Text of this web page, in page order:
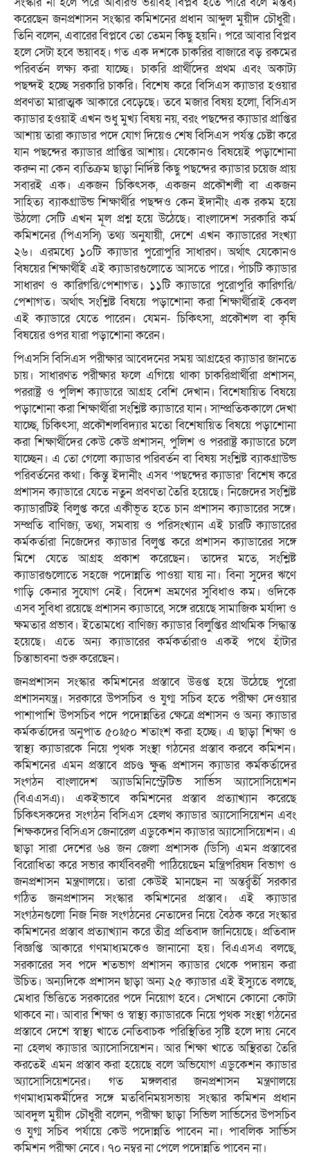
করেছেন জনপ্রশাসন সংস্কার কমিশনের প্রধান আব্দুল মুয়ীদ চৌধুরী।
তিনি বলেন, এবারের বিপ্লবে তো তেমন কিছু হয়নি। পরে আবার বিপ্লব
হলে সেটা হবে ভয়াবহ। গত এক দশকে চাকরির বাজারে বড় রকমের
পরিবর্তন লক্ষ্য করা যাচ্ছে। চাকরি প্রার্থীদের প্রথম এবং অকাট্য
পছন্দই হচ্ছে সরকারি চাকরি। বিশেষ করে বিসিএস ক্যাডার হওয়ার
প্রবণতা মারাত্মক আকারে বেড়েছে। তবে মজার বিষয় হলো, বিসিএস
ক্যাডার হওয়াই এখন শুধু মুখ্য বিষয় নয়, বরং পছন্দের ক্যাডার প্রাপ্তির
আশায় তারা ক্যাডার পদে যোগ দিয়েও শেষ বিসিএস পর্যন্ত চেষ্টা করে
যান পছন্দের ক্যাডার প্রাপ্তির আশায়। যেকোনও বিষয়েই পড়াশোনা
করুন না কেন ব্যতিক্রম ছাড়া নির্দিষ্ট কিছু পছন্দের ক্যাডার চয়েজ প্রায়
সবারই এক। একজন চিকিৎসক, একজন প্রকৌশলী বা একজন
সাহিত্য ব্যাকগ্রাউন্ড শিক্ষার্থীর পছন্দও কেন ইদানীং এক রকম হয়ে
উঠলো সেটি এখন মূল প্রশ্ন হয়ে উঠেছে। বাংলাদেশ সরকারি কর্ম
কমিশনের (পিএসসি) তথ্য অনুযায়ী, দেশে এখন ক্যাডারের সংখ্যা
২৬। এরমধ্যে ১০টি ক্যাডার পুরোপুরি সাধারণ। অর্থাৎ যেকোনও
বিষয়ের শিক্ষার্থীই এই ক্যাডারগুলোতে আসতে পারে। পাঁচটি ক্যাডার
সাধারণ ও কারিগরি/পেশাগত। ১১টি ক্যাডারে পুরোপুরি কারিগরি/
পেশাগত। অর্থাৎ সংশ্লিষ্ট বিষয়ে পড়াশোনা করা শিক্ষার্থীরাই কেবল
এই ক্যাডারে যেতে পারেন। যেমন- চিকিৎসা, প্রকৌশল বা কৃষি
বিষয়ের ওপর যারা পড়াশোনা করেন।
পিএসসি বিসিএস পরীক্ষার আবেদনের সময় আগ্রহের ক্যাডার জানতে
চায়। সাধারণত পরীক্ষার ফলে এগিয়ে থাকা চাকরিপ্রার্থীরা প্রশাসন,
পররাষ্ট্র ও পুলিশ ক্যাডারে আগ্রহ বেশি দেখান। বিশেষায়িত বিষয়ে
পড়াশোনা করা শিক্ষার্থীরা সংশ্লিষ্ট ক্যাডারে যান। সাম্প্রতিককালে দেখা
যাচ্ছে, চিকিৎসা, প্রকৌশলবিদ্যার মতো বিশেষায়িত বিষয়ে পড়াশোনা
করা শিক্ষার্থীদের কেউ কেউ প্রশাসন, পুলিশ ও পররাষ্ট্র ক্যাডারে চলে
যাচ্ছেন। এ তো গেলো ক্যাডার পরিবর্তন বা বিষয় সংশ্লিষ্ট ব্যাকগ্রাউন্ড
পরিবর্তনের কথা। কিন্তু ইদানীং এসব ‘পছন্দের ক্যাডার’ বিশেষ করে
প্রশাসন ক্যাডারে যেতে নতুন প্রবণতা তৈরি হয়েছে। নিজেদের সংশ্লিষ্ট
ক্যাডারটিই বিলুপ্ত করে একীভূত হতে চান প্রশাসন ক্যাডারের সঙ্গে।
সম্প্রতি বাণিজ্য, তথ্য, সমবায় ও পরিসংখ্যান এই চারটি ক্যাডারের
কর্মকর্তারা নিজেদের ক্যাডার বিলুপ্ত করে প্রশাসন ক্যাডারের সঙ্গে
মিশে যেতে আগ্রহ প্রকাশ করেছেন। তাদের মতে, সংশ্লিষ্ট
ক্যাডারগুলোতে সহজে পদোন্নতি পাওয়া যায় না। বিনা সুদের ঋণে
গাড়ি কেনার সুযোগ নেই। বিদেশ ভ্রমণের সুবিধাও কম। ওদিকে
এসব সুবিধা রয়েছে প্রশাসন ক্যাডারে, সঙ্গে রয়েছে সামাজিক মর্যাদা ও
ক্ষমতার প্রভাব। ইতোমধ্যে বাণিজ্য ক্যাডার বিলুপ্তির প্রাথমিক সিদ্ধান্ত
হয়েছে। এতে অন্য ক্যাডারের কর্মকর্তারাও একই পথে হাঁটার
চিন্তাভাবনা শুরু করেছেন।
জনপ্রশাসন সংস্কার কমিশনের প্রস্তাবে উত্তপ্ত হয়ে উঠেছে পুরো
প্রশাসনযন্ত্র। সরকারে উপসচিব ও যুগ্ম সচিব হতে পরীক্ষা দেওয়ার
পাশাপাশি উপসচিব পদে পদোন্নতির ক্ষেত্রে প্রশাসন ও অন্য ক্যাডার
কর্মকর্তাদের অনুপাত ৫০ঃ৫০ শতাংশ করা হচ্ছে। এ ছাড়া শিক্ষা ও
স্বাস্থ্য ক্যাডারকে নিয়ে পৃথক সংস্থা গঠনের প্রস্তাব করবে কমিশন।
কমিশনের এমন প্রস্তাবে প্রচণ্ড ক্ষুব্ধ প্রশাসন ক্যাডার কর্মকর্তাদের
সংগঠন বাংলাদেশ অ্যাডমিনিস্ট্রেটিভ সার্ভিস অ্যাসোসিয়েশন
(বিএএসএ)। একইভাবে কমিশনের প্রস্তাব প্রত্যাখ্যান করেছে
চিকিৎসকদের সংগঠন বিসিএস হেলথ ক্যাডার অ্যাসোসিয়েশন এবং
শিক্ষকদের বিসিএস জেনারেল এডুকেশন ক্যাডার অ্যাসোসিয়েশন। এ
ছাড়া সারা দেশের ৬৪ জন জেলা প্রশাসক (ডিসি) এমন প্রস্তাবের
বিরোধিতা করে সভার কার্যবিবরণী পাঠিয়েছেন মন্ত্রিপরিষদ বিভাগ ও
জনপ্রশাসন মন্ত্রণালয়ে। তারা কেউই মানছেন না অন্তর্র্বর্তী সরকার
গঠিত জনপ্রশাসন সংস্কার কমিশনের প্রস্তাব। এই ক্যাডার
সংগঠনগুলো নিজ নিজ সংগঠনের নেতাদের নিয়ে বৈঠক করে সংস্কার
কমিশনের প্রস্তাব প্রত্যাখ্যান করে তীব্র প্রতিবাদ জানিয়েছে। প্রতিবাদ
বিজ্ঞপ্তি আকারে গণমাধ্যমকেও জানানো হয়। বিএএসএ বলছে,
সরকারের সব পদে শতভাগ প্রশাসন ক্যাডার থেকে পদায়ন করা
উচিত। অন্যদিকে প্রশাসন ছাড়া অন্য ২৫ ক্যাডার এই ইস্যুতে বলছে,
মেধার ভিত্তিতে সরকারের পদে নিয়োগ হবে। সেখানে কোনো কোটা
থাকবে না। আবার শিক্ষা ও স্বাস্থ্য ক্যাডারকে নিয়ে পৃথক সংস্থা গঠনের
প্রস্তাবে দেশে স্বাস্থ্য খাতে নেতিবাচক পরিস্থিতির সৃষ্টি হলে দায় নেবে
না হেলথ ক্যাডার অ্যাসোসিয়েশন। আর শিক্ষা খাতে অস্থিরতা তৈরি
করতেই এমন প্রস্তাব করা হয়েছে বলে অভিযোগ এডুকেশন ক্যাডার
অ্যাসোসিয়েশনের। গত মঙ্গলবার জনপ্রশাসন মন্ত্রণালয়ে
গণমাধ্যমকর্মীদের সঙ্গে মতবিনিময়সভায় সংস্কার কমিশন প্রধান
আবদুল মুয়ীদ চৌধুরী বলেন, পরীক্ষা ছাড়া সিভিল সার্ভিসের উপসচিব
ও যুগ্ম সচিব পর্যায়ে কেউ পদোন্নতি পাবেন না। পাবলিক সার্ভিস
কমিশন পরীক্ষা নেবে। ৭০ নম্বর না পেলে পদোন্নতি পাবেন না।